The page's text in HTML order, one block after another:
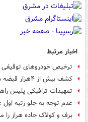
اخبار مرتبط
ترخیص خودروهای
کشف بیش از ۴هزار قبضه سلاح شکاری غیرمجاز
تمهیدات ترافیکی پلیس
عدم توجه به جلو رتبه
برف و کولاک جاده هراز را